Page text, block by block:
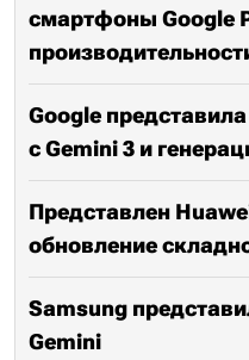
смартфоны Google
Google
с Gemini 3 и
Представлен
обновление
Samsung
Gemini